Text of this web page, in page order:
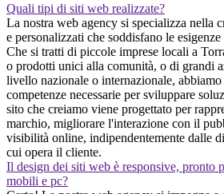
Quali tipi di siti web realizzate?
La nostra web agency si specializza nella
e personalizzati che soddisfano le
Che si tratti di piccole imprese locali a
o prodotti unici alla comunità, o di grandi
livello nazionale o internazionale, abbiamo
competenze necessarie per sviluppare
sito che creiamo viene progettato per
marchio, migliorare l'interazione con il
visibilità online, indipendentemente dalle
cui opera il cliente.
Il design dei siti web è responsive, pronto
mobili e pc?